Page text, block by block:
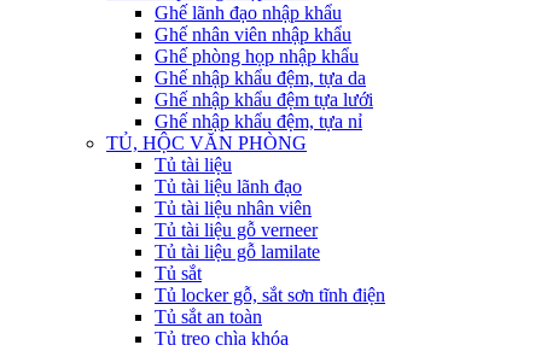
Ghế lãnh đạo nhập khẩu
Ghế nhân viên nhập khẩu
Ghế phòng họp nhập khẩu
Ghế nhập khẩu đệm, tựa da
Ghế nhập khẩu đệm tựa lưới
Ghế nhập khẩu đệm, tựa nỉ
TỦ, HỘC VĂN PHÒNG
Tủ tài liệu
Tủ tài liệu lãnh đạo
Tủ tài liệu nhân viên
Tủ tài liệu gỗ verneer
Tủ tài liệu gỗ lamilate
Tủ sắt
Tủ locker gỗ, sắt sơn tĩnh điện
Tủ sắt an toàn
Tủ treo chìa khóa